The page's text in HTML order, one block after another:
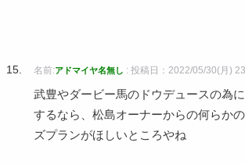
名前:アドマイヤ名無し : 投稿日：2022/05/30(月)
武豊やダービー馬のドウデュースの為
するなら、松島オーナーからの何らか
ズプランがほしいところやね